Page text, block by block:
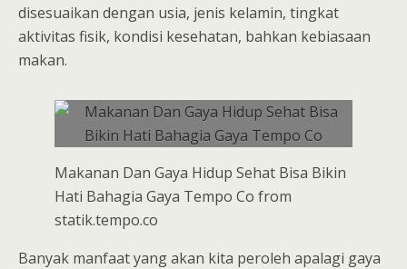
disesuaikan dengan usia, jenis kelamin, tingkat
aktivitas fisik, kondisi kesehatan, bahkan kebiasaan
makan.
Makanan Dan Gaya Hidup Sehat Bisa Bikin
Hati Bahagia Gaya Tempo Co from
statik.tempo.co
Banyak manfaat yang akan kita peroleh apalagi gaya